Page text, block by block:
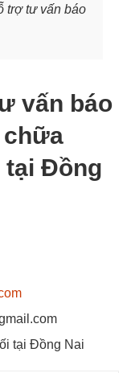
trợ tư vấn báo
vấn báo
tại Đồng
tại Đồng Nai